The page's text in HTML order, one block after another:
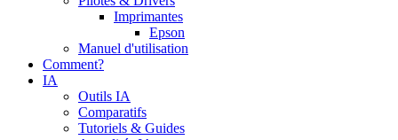
Imprimantes
Epson
Manuel d'utilisation
Comment?
IA
Outils IA
Comparatifs
Tutoriels & Guides